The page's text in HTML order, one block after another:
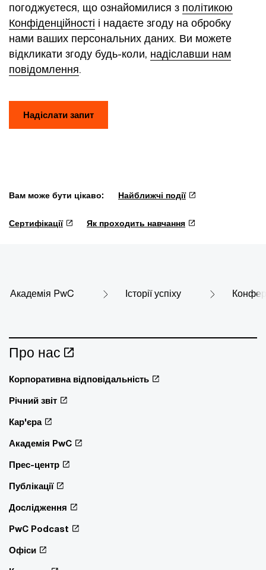
погоджуєтеся, що ознайомилися з політикою
Конфіденційності і надаєте згоду на обробку
нами ваших персональних даних. Ви можете
відкликати згоду будь-коли, надіславши нам
повідомлення.
Надіслати запит
Вам може бути цікаво: Найближчі події
Сертифікації Як проходить навчання
Академія PwC Історії успіху
Про нас
Корпоративна відповідальність
Річний звіт
Кар'єра
Академія PwC
Прес-центр
Публікації
Дослідження
PwC Podcast
Офіси